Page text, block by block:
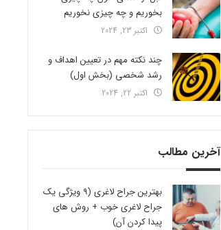
بخوریم و چه چیزی نخوریم
اکتبر 23, 2024
چند نکته مهم در تعیین اهداف و
رشد شخصی (بخش اول)
اکتبر 22, 2024
آخرین مطالب
بهترین جراح لاغری (9 ویژگی یک
جراح لاغری خوب + روش های
پیدا کردن آن)